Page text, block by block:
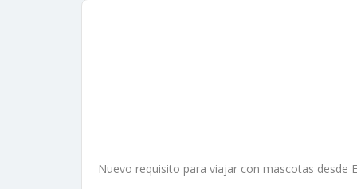
Nuevo requisito para viajar con mascotas desde